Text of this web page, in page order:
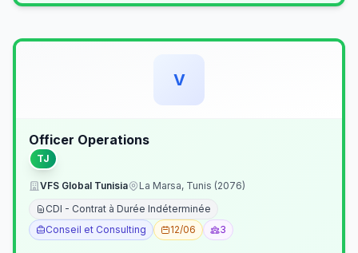
V
Officer Operations
TJ
VFS Global Tunisia
La Marsa, Tunis (2076)
CDI - Contrat à Durée Indéterminée
Conseil et Consulting
12/06 3